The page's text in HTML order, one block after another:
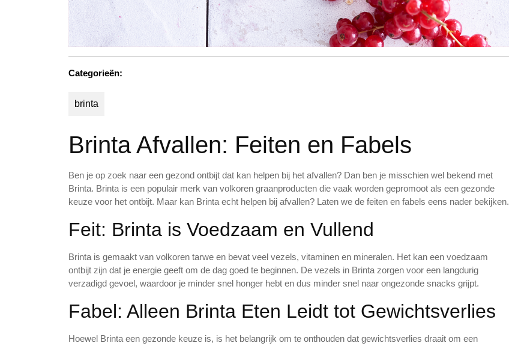
Categorieën:
brinta
Brinta Afvallen: Feiten en Fabels
Ben je op zoek naar een gezond ontbijt dat kan helpen bij het afvallen? Dan ben je misschien wel bekend met
Brinta. Brinta is een populair merk van volkoren graanproducten die vaak worden gepromoot als een gezonde
keuze voor het ontbijt. Maar kan Brinta echt helpen bij afvallen? Laten we de feiten en fabels eens nader bekijken.
Feit: Brinta is Voedzaam en Vullend
Brinta is gemaakt van volkoren tarwe en bevat veel vezels, vitaminen en mineralen. Het kan een voedzaam
ontbijt zijn dat je energie geeft om de dag goed te beginnen. De vezels in Brinta zorgen voor een langdurig
verzadigd gevoel, waardoor je minder snel honger hebt en dus minder snel naar ongezonde snacks grijpt.
Fabel: Alleen Brinta Eten Leidt tot Gewichtsverlies
Hoewel Brinta een gezonde keuze is, is het belangrijk om te onthouden dat gewichtsverlies draait om een